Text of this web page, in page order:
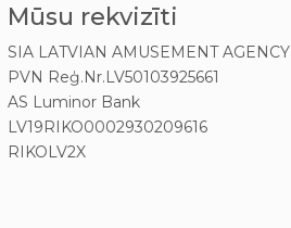
Mūsu rekvizīti
SIA LATVIAN AMUSEMENT AGENCY
PVN Reģ.Nr.LV50103925661
AS Luminor Bank
LV19RIKO0002930209616
RIKOLV2X